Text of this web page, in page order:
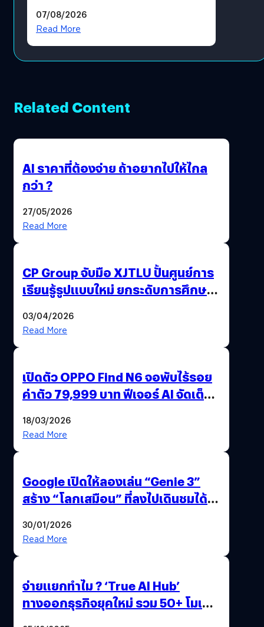
โดยตรง
07/08/2026
Read More
Related Content
AI ราคาที่ต้องจ่าย ถ้าอยากไปให้ไกล
กว่า ?
27/05/2026
Read More
CP Group จับมือ XJTLU ปั้นศูนย์การ
เรียนรู้รูปแบบใหม่ ยกระดับการศึกษา
03/04/2026
Read More
เปิดตัว OPPO Find N6 จอพับไร้รอย
ค่าตัว 79,999 บาท ฟีเจอร์ AI จัดเต็ม
18/03/2026
Read More
Google เปิดให้ลองเล่น “Genie 3”
สร้าง “โลกเสมือน” ที่ลงไปเดินชมได้
30/01/2026
Read More
จ่ายแยกทำไม ? ‘True AI Hub’
ทางออกธุรกิจยุคใหม่ รวม 50+ โมเดล